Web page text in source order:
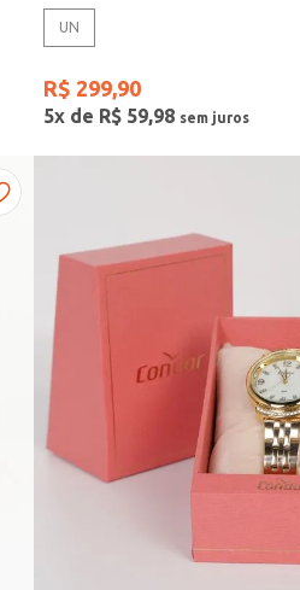
UN
R$ 299,90
5x de R$ 59,98